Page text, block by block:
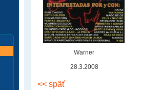
Warner
28.3.2008
<< späť